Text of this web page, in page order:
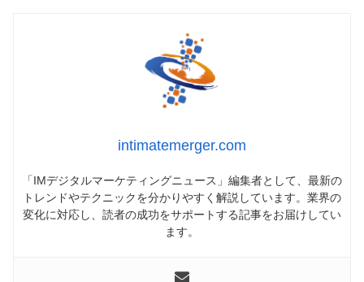
intimatemerger.com
「IMデジタルマーケティングニュース」編集者として、最新の
トレンドやテクニックを分かりやすく解説しています。業界の
変化に対応し、読者の成功をサポートする記事をお届けしてい
ます。